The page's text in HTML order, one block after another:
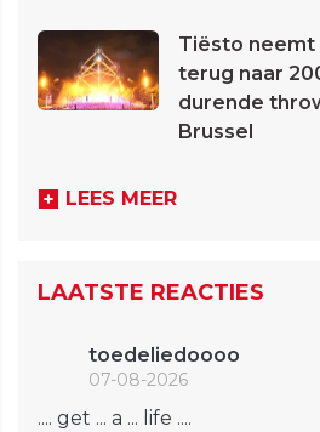
Tiësto neemt
terug naar
durende
Brussel
LEES MEER
LAATSTE REACTIES
toedeliedoooo
07-08-2026
.... get ... a ... life ....